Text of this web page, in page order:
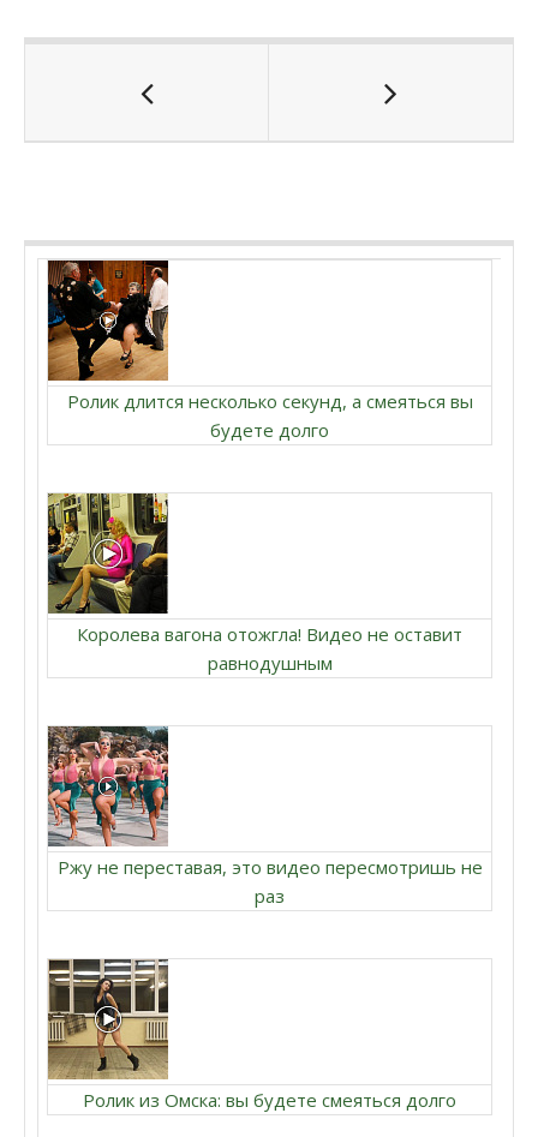
Ролик длится несколько секунд, а смеяться вы
будете долго
Королева вагона отожгла! Видео не оставит
равнодушным
Ржу не переставая, это видео пересмотришь не
раз
Ролик из Омска: вы будете смеяться долго